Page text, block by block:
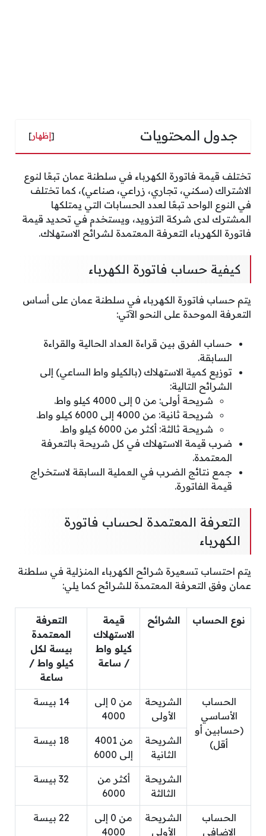
جدول المحتويات [إظهار]
تختلف قيمة فاتورة الكهرباء في سلطنة عمان تبعًا لنوع
الاشتراك (سكني، تجاري، زراعي، صناعي)، كما تختلف
في النوع الواحد تبعًا لعدد الحسابات التي يمتلكها
المشترك لدى شركة التزويد، ويستخدم في تحديد قيمة
فاتورة الكهرباء التعرفة المعتمدة لشرائح الاستهلاك.
كيفية حساب فاتورة الكهرباء
يتم حساب فاتورة الكهرباء في سلطنة عمان على أساس
التعرفة الموحدة على النحو الآتي:
حساب الفرق بين قراءة العداد الحالية والقراءة
السابقة.
توزيع كمية الاستهلاك (بالكيلو واط الساعي) إلى
الشرائح التالية:
شريحة أولى: من 0 إلى 4000 كيلو واط.
شريحة ثانية: من 4000 إلى 6000 كيلو واط.
شريحة ثالثة: أكثر من 6000 كيلو واط.
ضرب قيمة الاستهلاك في كل شريحة بالتعرفة
المعتمدة.
جمع نتائج الضرب في العملية السابقة لاستخراج
قيمة الفاتورة.
التعرفة المعتمدة لحساب فاتورة
الكهرباء
يتم احتساب تسعيرة شرائح الكهرباء المنزلية في سلطنة
عمان وفق التعرفة المعتمدة للشرائح كما يلي:
نوع الحساب الشرائح
قيمة
الاستهلاك
كيلو واط
/ ساعة
التعرفة
المعتمدة
بيسة لكل
كيلو واط /
ساعة
الحساب
الأساسي
(حسابين أو
أقل)
الشريحة
الأولى
من 0 إلى
4000
14 بيسة
الشريحة
الثانية
من 4001
إلى 6000
18 بيسة
الشريحة
الثالثة
أكثر من
6000
32 بيسة
الحساب
الإضافي
الشريحة
الأولى
من 0 إلى
4000
22 بيسة